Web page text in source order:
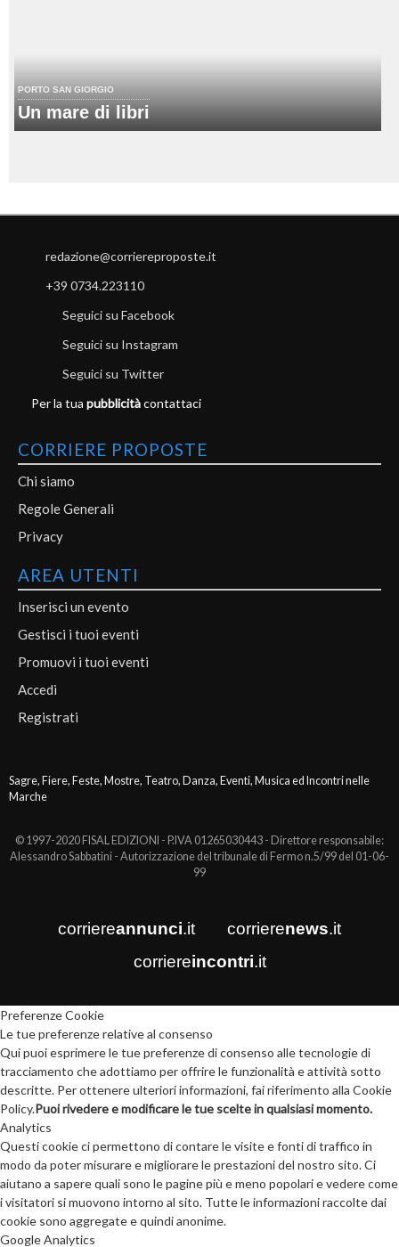
PORTO SAN GIORGIO
Un mare di libri
redazione@corriereproposte.it
+39 0734.223110
Seguici su Facebook
Seguici su Instagram
Seguici su Twitter
Per la tua pubblicitàcontattaci
CORRIERE PROPOSTE
Chi siamo
Regole Generali
Privacy
AREA UTENTI
Inserisci un evento
Gestisci i tuoi eventi
Promuovi i tuoi eventi
Accedi
Registrati
Sagre, Fiere, Feste, Mostre, Teatro, Danza, Eventi, Musica ed Incontri nelle
Marche
© 1997-2020 FISAL EDIZIONI - P.IVA 01265030443 - Direttore responsabile:
Alessandro Sabbatini - Autorizzazione del tribunale di Fermo n.5/99 del 01-06-
99
corriereannunci.it corrierenews.it
corriereincontri.it
Preferenze Cookie
Le tue preferenze relative al consenso
Qui puoi esprimere le tue preferenze di consenso alle tecnologie di
tracciamento che adottiamo per offrire le funzionalità e attività sotto
descritte. Per ottenere ulteriori informazioni, fai riferimento alla Cookie
Policy.Puoi rivedere e modificare le tue scelte in qualsiasi momento.
Analytics
Questi cookie ci permettono di contare le visite e fonti di traffico in
modo da poter misurare e migliorare le prestazioni del nostro sito. Ci
aiutano a sapere quali sono le pagine più e meno popolari e vedere come
i visitatori si muovono intorno al sito. Tutte le informazioni raccolte dai
cookie sono aggregate e quindi anonime.
Google Analytics